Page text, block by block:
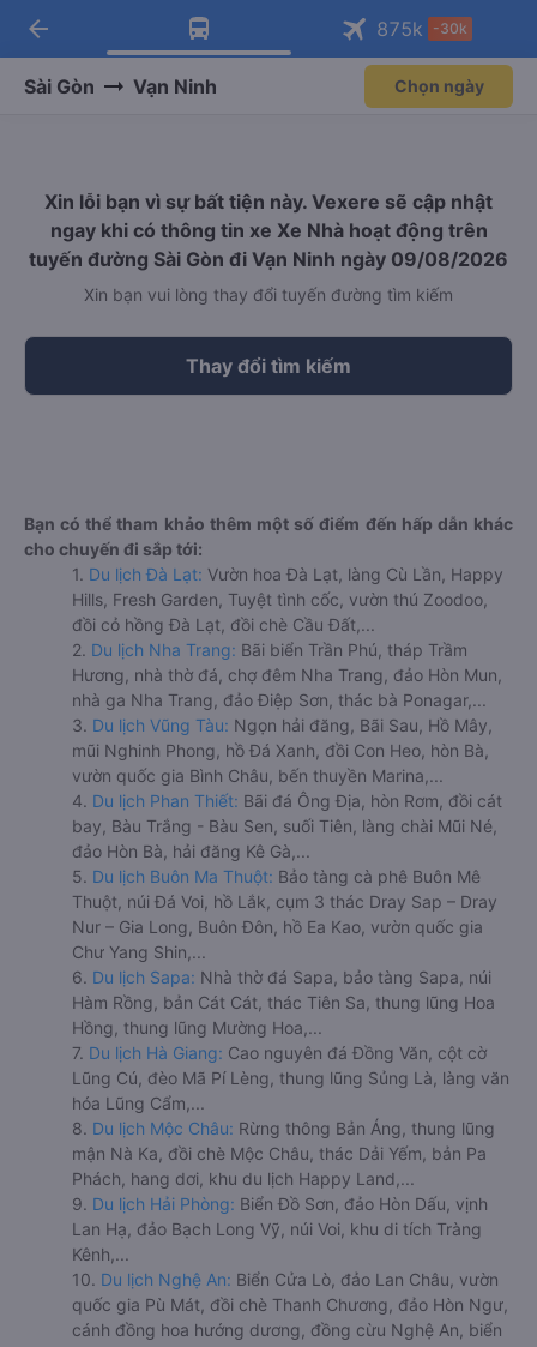
Tải app Vexere ngay!
Nhận ưu đãi thành viên độc
Mở app
Tải app Vexere
-30k/ghế khi đặt vé máy bay qua
Mở app
arrow_back 875k -30k
Sài Gòn Vạn Ninh Chọn ngày
Xin lỗi bạn vì sự bất tiện này. Vexere sẽ cập nhật
ngay khi có thông tin xe Xe Nhà hoạt động trên
tuyến đường Sài Gòn đi Vạn Ninh ngày 09/08/2026
Xin bạn vui lòng thay đổi tuyến đường tìm kiếm
Thay đổi tìm kiếm
Bạn có thể tham khảo thêm một số điểm đến hấp dẫn khác
cho chuyến đi sắp tới:
1. Du lịch Đà Lạt: Vườn hoa Đà Lạt, làng Cù Lần, Happy
Hills, Fresh Garden, Tuyệt tình cốc, vườn thú Zoodoo,
đồi cỏ hồng Đà Lạt, đồi chè Cầu Đất,...
2. Du lịch Nha Trang: Bãi biển Trần Phú, tháp Trầm
Hương, nhà thờ đá, chợ đêm Nha Trang, đảo Hòn Mun,
nhà ga Nha Trang, đảo Điệp Sơn, thác bà Ponagar,...
3. Du lịch Vũng Tàu: Ngọn hải đăng, Bãi Sau, Hồ Mây,
mũi Nghinh Phong, hồ Đá Xanh, đồi Con Heo, hòn Bà,
vườn quốc gia Bình Châu, bến thuyền Marina,...
4. Du lịch Phan Thiết: Bãi đá Ông Địa, hòn Rơm, đồi cát
bay, Bàu Trắng - Bàu Sen, suối Tiên, làng chài Mũi Né,
đảo Hòn Bà, hải đăng Kê Gà,...
5. Du lịch Buôn Ma Thuột: Bảo tàng cà phê Buôn Mê
Thuột, núi Đá Voi, hồ Lắk, cụm 3 thác Dray Sap – Dray
Nur – Gia Long, Buôn Đôn, hồ Ea Kao, vườn quốc gia
Chư Yang Shin,...
6. Du lịch Sapa: Nhà thờ đá Sapa, bảo tàng Sapa, núi
Hàm Rồng, bản Cát Cát, thác Tiên Sa, thung lũng Hoa
Hồng, thung lũng Mường Hoa,...
7. Du lịch Hà Giang: Cao nguyên đá Đồng Văn, cột cờ
Lũng Cú, đèo Mã Pí Lèng, thung lũng Sủng Là, làng văn
hóa Lũng Cẩm,...
8. Du lịch Mộc Châu: Rừng thông Bản Áng, thung lũng
mận Nà Ka, đồi chè Mộc Châu, thác Dải Yếm, bản Pa
Phách, hang dơi, khu du lịch Happy Land,...
9. Du lịch Hải Phòng: Biển Đồ Sơn, đảo Hòn Dấu, vịnh
Lan Hạ, đảo Bạch Long Vỹ, núi Voi, khu di tích Tràng
Kênh,...
10. Du lịch Nghệ An: Biển Cửa Lò, đảo Lan Châu, vườn
quốc gia Pù Mát, đồi chè Thanh Chương, đảo Hòn Ngư,
cánh đồng hoa hướng dương, đồng cừu Nghệ An, biển